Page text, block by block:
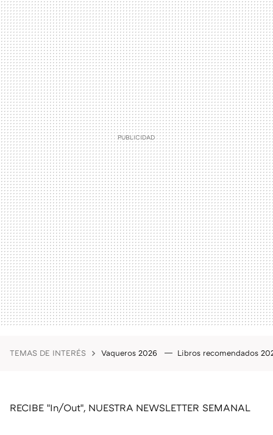
TEMAS DE INTERÉS Vaqueros 2026 Libros recomendados
RECIBE "In/Out", NUESTRA NEWSLETTER SEMANAL